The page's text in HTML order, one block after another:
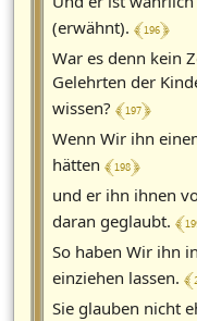
(erwähnt). ﴾ 196 ﴿
War es denn kein
Gelehrten der
wissen? ﴾ 197 ﴿
Wenn Wir ihn
hätten ﴾ 198 ﴿
und er ihn ihnen
daran geglaubt. ﴿
So haben Wir ihn
einziehen lassen. ﴿
Sie glauben nicht